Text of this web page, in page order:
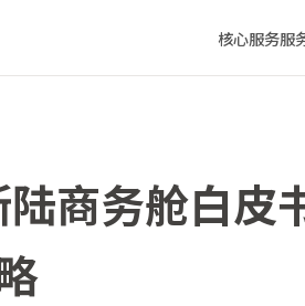
核心服务服
商务舱白皮